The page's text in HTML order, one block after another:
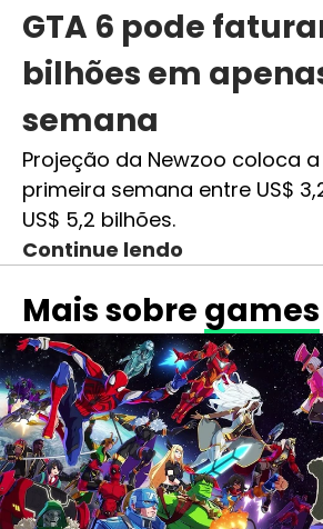
GTA 6 pode
bilhões em
semana
Projeção da Newzoo coloca
primeira semana entre US$
US$ 5,2 bilhões.
Continue lendo
Mais sobre games